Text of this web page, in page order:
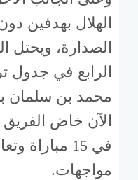
الهلال بهدفين
الصدارة، ويحتل
الرابع في جدول
مواجهات.